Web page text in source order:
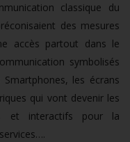
classique du
des mesures
accès partout dans le
symbolisés
les écrans
qui vont devenir les
et interactifs pour la